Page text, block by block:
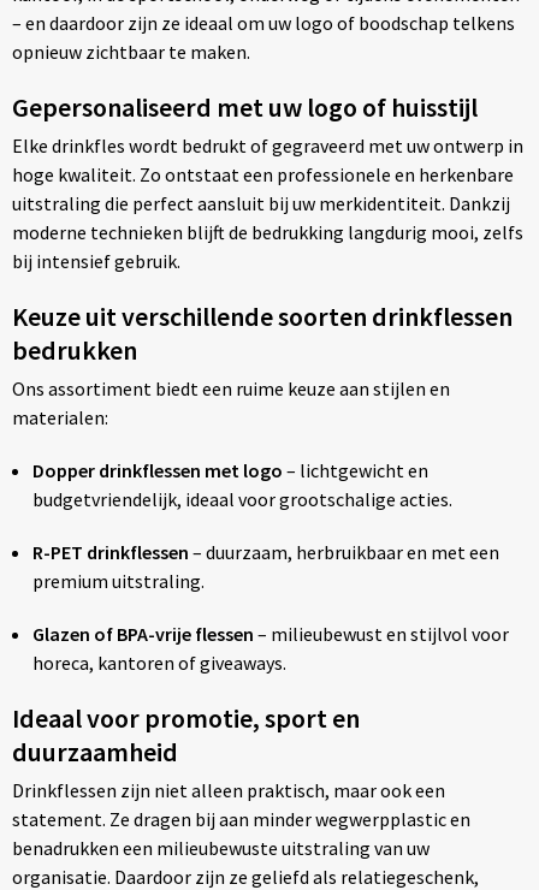
– en daardoor zijn ze ideaal om uw logo of boodschap telkens
opnieuw zichtbaar te maken.
Gepersonaliseerd met uw logo of huisstijl
Elke drinkfles wordt bedrukt of gegraveerd met uw ontwerp in
hoge kwaliteit. Zo ontstaat een professionele en herkenbare
uitstraling die perfect aansluit bij uw merkidentiteit. Dankzij
moderne technieken blijft de bedrukking langdurig mooi, zelfs
bij intensief gebruik.
Keuze uit verschillende soorten drinkflessen
bedrukken
Ons assortiment biedt een ruime keuze aan stijlen en
materialen:
Dopper drinkflessen met logo – lichtgewicht en
budgetvriendelijk, ideaal voor grootschalige acties.
R-PET drinkflessen – duurzaam, herbruikbaar en met een
premium uitstraling.
Glazen of BPA-vrije flessen – milieubewust en stijlvol voor
horeca, kantoren of giveaways.
Ideaal voor promotie, sport en
duurzaamheid
Drinkflessen zijn niet alleen praktisch, maar ook een
statement. Ze dragen bij aan minder wegwerpplastic en
benadrukken een milieubewuste uitstraling van uw
organisatie. Daardoor zijn ze geliefd als relatiegeschenk,